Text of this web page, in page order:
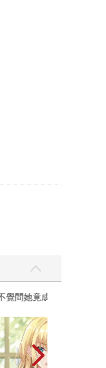
我最親近 台灣角川2026